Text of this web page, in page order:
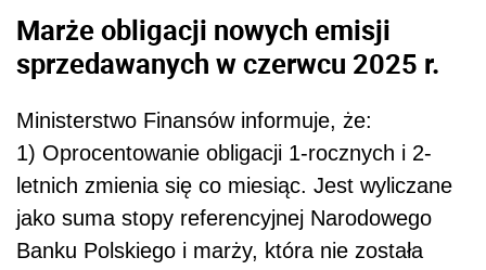
Marże obligacji nowych emisji
sprzedawanych w czerwcu 2025 r.
Ministerstwo Finansów informuje, że:
1) Oprocentowanie obligacji 1-rocznych i 2-
letnich zmienia się co miesiąc. Jest wyliczane
jako suma stopy referencyjnej Narodowego
Banku Polskiego i marży, która nie została